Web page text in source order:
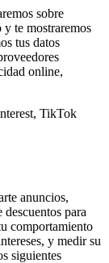
sobre
te mostraremos
tus datos
online,
TikTok
anuncios,
para
comportamiento
y medir su
siguientes